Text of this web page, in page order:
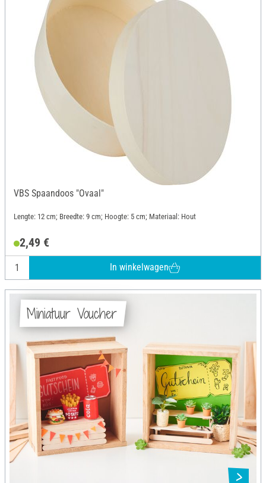
VBS Spaandoos "Ovaal"
Lengte: 12 cm; Breedte: 9 cm; Hoogte: 5 cm; Materiaal: Hout
2,49 €
In winkelwagen
Miniatuur Voucher